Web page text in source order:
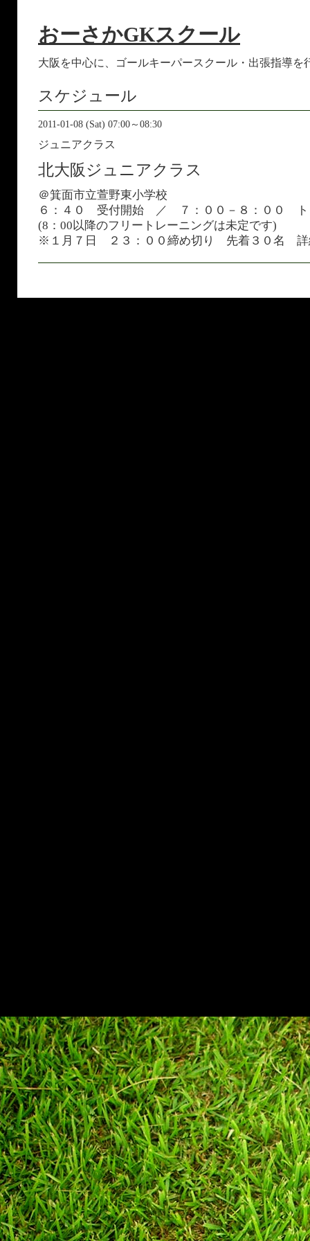
おーさかGKスクール
大阪を中心に、ゴールキーパースクール・出張指導を
スケジュール
2011-01-08 (Sat) 07:00～08:30
ジュニアクラス
北大阪ジュニアクラス
＠箕面市立萱野東小学校
６：４０ 受付開始 ／ ７：００－８：００
(8：00以降のフリートレーニングは未定です)
※１月７日 ２３：００締め切り 先着３０名 詳